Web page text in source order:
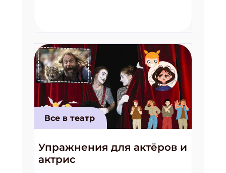
Все в театр
Упражнения для актёров и
актрис